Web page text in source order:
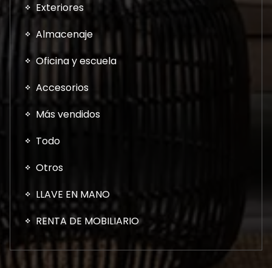
Exteriores
Almacenaje
Oficina y escuela
Accesorios
Más vendidos
Todo
Otros
LLAVE EN MANO
RENTA DE MOBILIARIO